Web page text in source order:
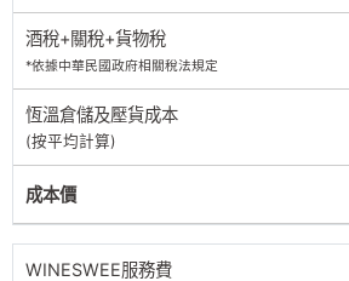
酒稅+關稅+貨物稅
*依據中華民國政府相關稅法規定
恆溫倉儲及壓貨成本
(按平均計算)
成本價
WINESWEE服務費